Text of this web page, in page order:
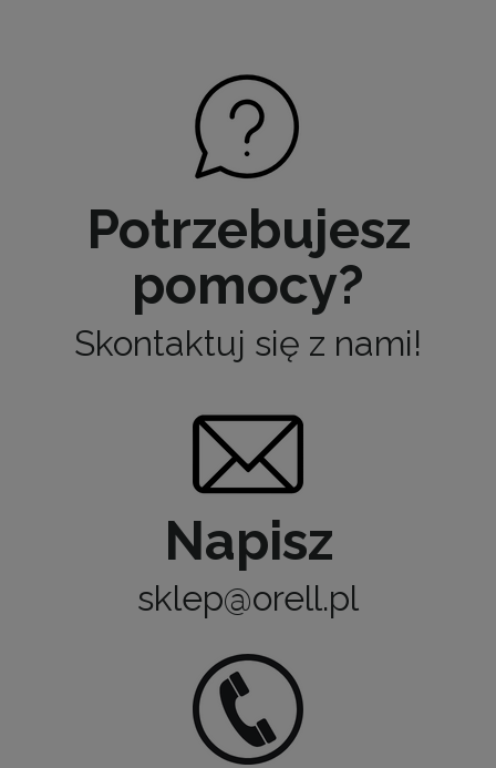
Potrzebujesz
pomocy?
Skontaktuj się z nami!
Napisz
sklep@orell.pl